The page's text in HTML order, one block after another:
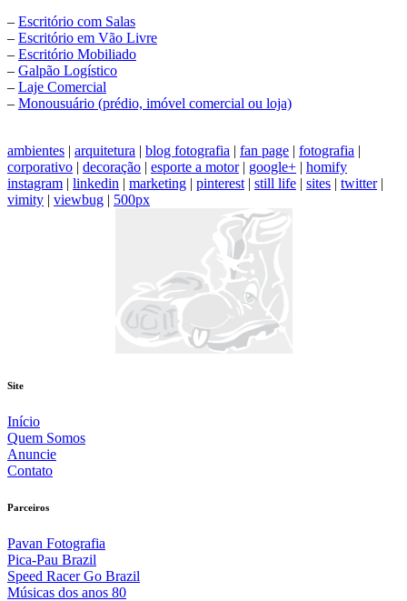
– Escritório com Salas
– Escritório em Vão Livre
– Escritório Mobiliado
– Galpão Logístico
– Laje Comercial
– Monousuário (prédio, imóvel comercial ou loja)
ambientes | arquitetura | blog fotografia | fan page | fotografia |
corporativo | decoração | esporte a motor| google+ | homify
instagram | linkedin | marketing | pinterest | still life | sites | twitter|
vimity | viewbug | 500px
Site
Início
Quem Somos
Anuncie
Contato
Parceiros
Pavan Fotografia
Pica-Pau Brazil
Speed Racer Go Brazil
Músicas dos anos 80